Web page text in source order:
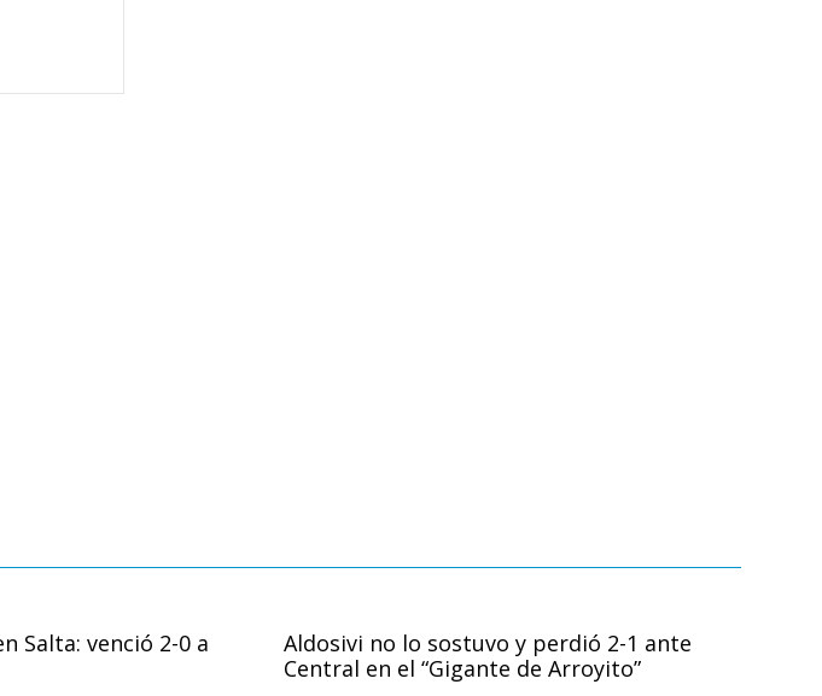
Salta: venció 2-0 a
Aldosivi no lo sostuvo y perdió 2-1 ante
Central en el “Gigante de Arroyito”